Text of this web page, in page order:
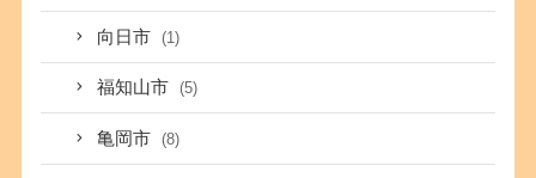
向日市 (1)
福知山市 (5)
亀岡市 (8)